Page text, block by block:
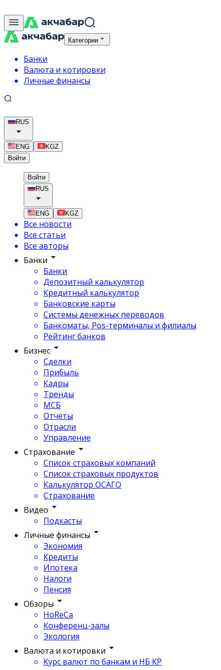
Категории
Банки
Валюта и котировки
Личные финансы
RUS
ENG
KGZ
Войти
Войти
RUS
ENG KGZ
Все новости
Все статьи
Все авторы
Банки
Банки
Депозитный калькулятор
Кредитный калькулятор
Банковские карты
Системы денежных переводов
Банкоматы, Pos-терминалы и филиалы
Рейтинг банков
Бизнес
Сделки
Прибыль
Кадры
Тренды
МСБ
Отчеты
Отрасли
Управление
Страхование
Список страховых компаний
Список страховых продуктов
Калькулятор ОСАГО
Страхование
Видео
Подкасты
Личные финансы
Экономия
Кредиты
Ипотека
Налоги
Пенсия
Обзоры
HoReCa
Конференц-залы
Экология
Валюта и котировки
Курс валют по банкам и НБ КР